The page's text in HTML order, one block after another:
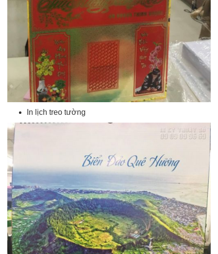
In lịch treo tường